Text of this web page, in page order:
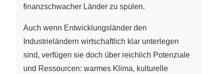
finanzschwacher Länder zu spülen.
Auch wenn Entwicklungsländer den
Industrieländern wirtschaftlich klar unterlegen
sind, verfügen sie doch über reichlich Potenziale
und Ressourcen: warmes Klima, kulturelle